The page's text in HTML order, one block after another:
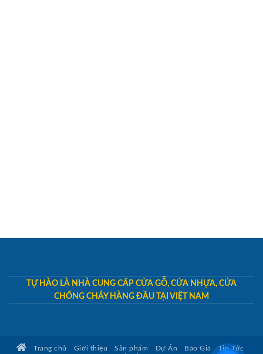
TỰ HÀO LÀ NHÀ CUNG CẤP CỬA GỖ, CỬA NHỰA, CỬA
CHỐNG CHÁY HÀNG ĐẦU TẠI VIỆT NAM
Trang chủ Giới thiệu Sản phẩm Dự Án Báo Giá
Tin Tức